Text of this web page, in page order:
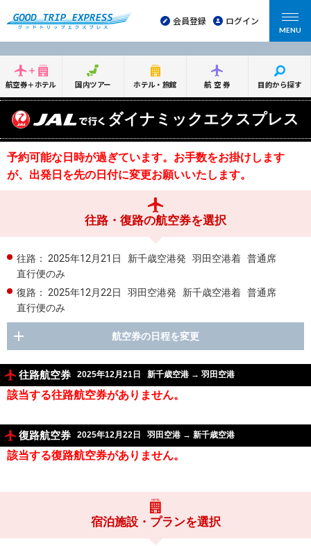
会員登録 ログイン
MENU
航空券＋ホテル 国内ツアー ホテル・旅館 航空券 目的から探す
ダイナミックエクスプレス
予約可能な日時が過ぎています。お手数をお掛けします
が、出発日を先の日付に変更お願いいたします。
往路・復路の航空券を選択
往路： 2025年12月21日 新千歳空港発 羽田空港着 普通席
直行便のみ
復路：
2025年12月22日 羽田空港発 新千歳空港着 普通席
直行便のみ
航空券の日程を変更
往路航空券 2025年12月21日 新千歳空港 → 羽田空港
該当する往路航空券がありません。
復路航空券 2025年12月22日 羽田空港 → 新千歳空港
該当する復路航空券がありません。
宿泊施設・プランを選択